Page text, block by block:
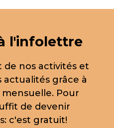
l'infolettre
de nos activités et
grâce à
Pour
de devenir
c'est gratuit!